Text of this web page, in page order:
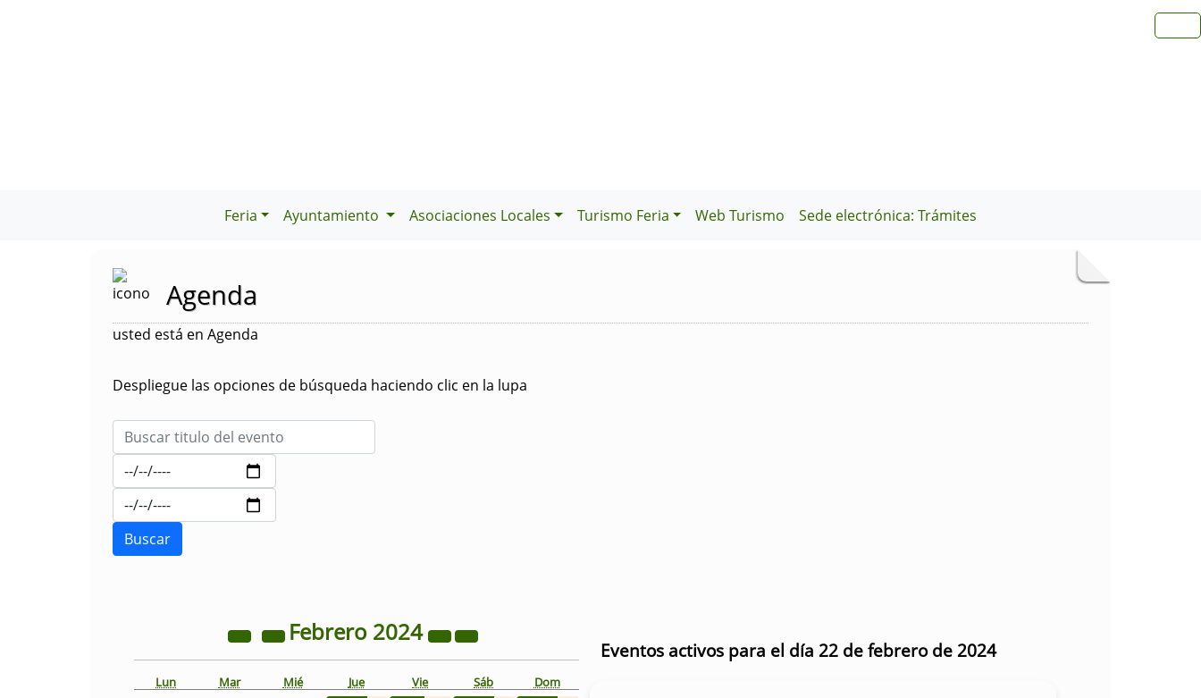
Feria Ayuntamiento Asociaciones Locales Turismo Feria Web Turismo Sede electrónica: Trámites
Agenda
usted está en Agenda
Despliegue las opciones de búsqueda haciendo clic en la lupa
Febrero 2024
Lun Mar Mié Jue Vie Sáb Dom
Eventos activos para el día 22 de febrero de 2024